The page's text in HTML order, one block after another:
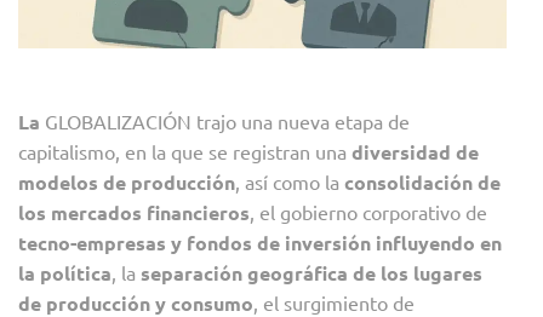
La GLOBALIZACIÓN trajo una nueva etapa de
capitalismo, en la que se registran una diversidad de
modelos de producción , así como la consolidación de
los mercados financieros , el gobierno corporativo de
tecno-empresas y fondos de inversión influyendo en
la política , la separación geográfica de los lugares
de producción y consumo , el surgimiento de